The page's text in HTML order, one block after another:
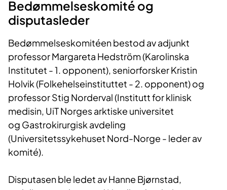
Bedømmelseskomité og
disputasleder
Bedømmelseskomitéen bestod av adjunkt
professor Margareta Hedström (Karolinska
Institutet - 1. opponent), seniorforsker Kristin
Holvik (Folkehelseinstituttet - 2. opponent) og
professor Stig Norderval (Institutt for klinisk
medisin, UiT Norges arktiske universitet
og Gastrokirurgisk avdeling
(Universitetssykehuset Nord-Norge - leder av
komité).
Disputasen ble ledet av Hanne Bjørnstad,